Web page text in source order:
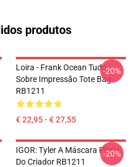
produtos
Loira - Frank Ocean Tudo
Sobre Impressão Tote Bag
RB1211
€ 22,95 - € 27,55
-20%
IGOR: Tyler A Máscara Plana
Do Criador RB1211
-20%